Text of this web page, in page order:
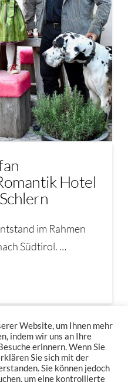
Hotel
im Rahmen
Südtirol. …
Website, um Ihnen mehr
indem wir uns an Ihre
erinnern. Wenn Sie
Sie sich mit der
Sie können jedoch
um eine kontrollierte